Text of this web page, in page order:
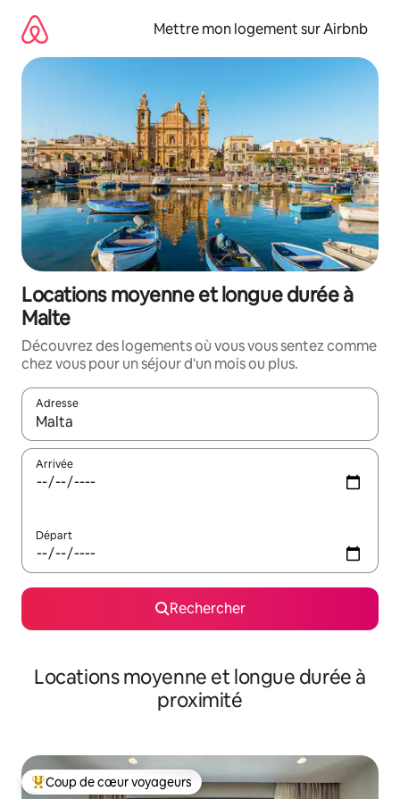
directement
contenu
Mettre mon logement sur Airbnb
Locations moyenne et longue durée à
Malte
Découvrez des logements où vous vous sentez comme
chez vous pour un séjour d'un mois ou plus.
Adresse
Lorsque les résultats s'affichent, utilisez les flèches vers le
Arrivée
Départ
Rechercher
Locations moyenne et longue durée à
proximité
Coups de cœur voyageurs les plus appréciés
Coup de cœur voyageurs